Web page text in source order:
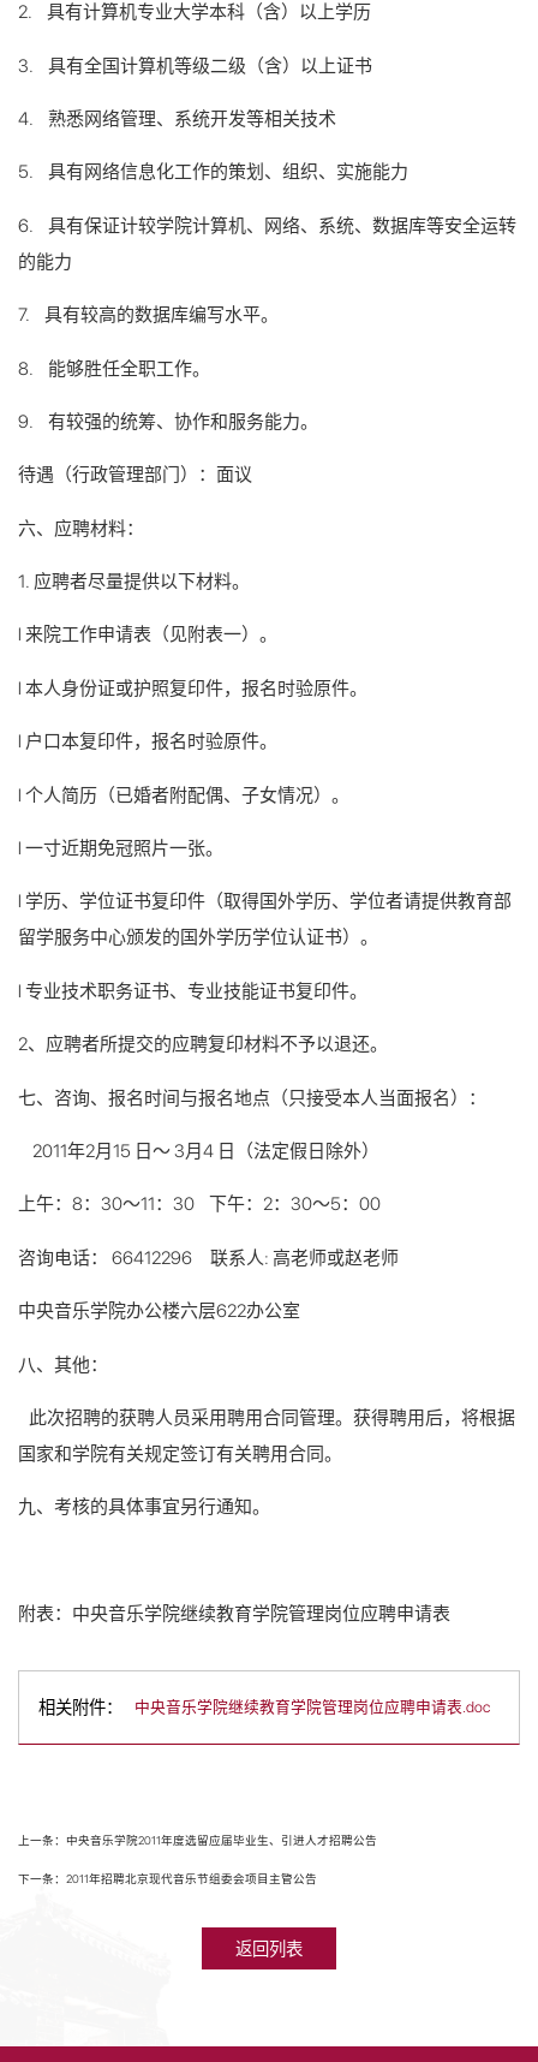
2. 具有计算机专业大学本科（含）以上学历
3. 具有全国计算机等级二级（含）以上证书
4. 熟悉网络管理、系统开发等相关技术
5. 具有网络信息化工作的策划、组织、实施能力
6. 具有保证计较学院计算机、网络、系统、数据库等安全运转
的能力
7. 具有较高的数据库编写水平。
8. 能够胜任全职工作。
9. 有较强的统筹、协作和服务能力。
待遇（行政管理部门）：面议
六、应聘材料：
1. 应聘者尽量提供以下材料。
l 来院工作申请表（见附表一）。
l 本人身份证或护照复印件，报名时验原件。
l 户口本复印件，报名时验原件。
l 个人简历（已婚者附配偶、子女情况）。
l 一寸近期免冠照片一张。
l 学历、学位证书复印件（取得国外学历、学位者请提供教育部
留学服务中心颁发的国外学历学位认证书）。
l 专业技术职务证书、专业技能证书复印件。
2、应聘者所提交的应聘复印材料不予以退还。
七、咨询、报名时间与报名地点（只接受本人当面报名）：
2011年2月15 日～ 3月4 日（法定假日除外）
上午：8：30～11：30 下午：2：30～5：00
咨询电话： 66412296 联系人: 高老师或赵老师
中央音乐学院办公楼六层622办公室
八、其他：
此次招聘的获聘人员采用聘用合同管理。获得聘用后，将根据
国家和学院有关规定签订有关聘用合同。
九、考核的具体事宜另行通知。
附表：中央音乐学院继续教育学院管理岗位应聘申请表
相关附件： 中央音乐学院继续教育学院管理岗位应聘申请表.doc
上一条：中央音乐学院2011年度选留应届毕业生、引进人才招聘公告
下一条：2011年招聘北京现代音乐节组委会项目主管公告
返回列表